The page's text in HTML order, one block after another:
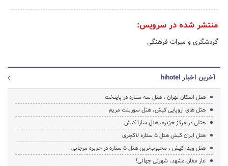
منتشر شده در سرویس:
گردشگری و میراث فرهنگی
آخرین اخبار hihotel
هتل اسکان تهران ، هتل سه ستاره در پایتخت
هتل های اروپایی کیش، هتل سورینت مریم
هتلی در مرکز جزیره، ﻫﺘﻞ ﺳﺎﺭﺍ ﮐﯿﺶ
هتل ایران کیش هتل 5 ستاره لاکچری
هتل ویدا کیش ، محبوب‌ترین هتل 5 ستاره در جزیره مرجانی
غار مغان مشهد، شهرتی جهانی!